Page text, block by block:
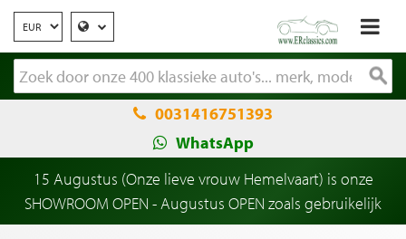
0031416751393
WhatsApp
15 Augustus (Onze lieve vrouw Hemelvaart) is onze
SHOWROOM OPEN - Augustus OPEN zoals gebruikelijk